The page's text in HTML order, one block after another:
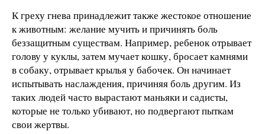
К греху гнева принадлежит также жестокое отношение
к животным: желание мучить и причинять боль
беззащитным существам. Например, ребенок отрывает
голову у куклы, затем мучает кошку, бросает камнями
в собаку, отрывает крылья у бабочек. Он начинает
испытывать наслаждения, причиняя боль другим. Из
таких людей часто вырастают маньяки и садисты,
которые не только убивают, но подвергают пыткам
свои жертвы.